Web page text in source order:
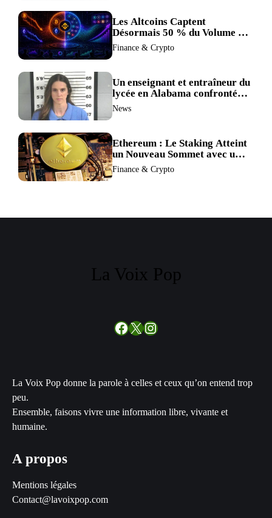
Les Altcoins Captent
Désormais 50 % du Volume de
Trading de Binance : La
Liquidité S’éclipse au Profit de
Finance & Crypto
Un enseignant et entraîneur du
lycée en Alabama confronté
au divorce après avoir été
accusé de plus de 30 crimes
News
Ethereum : Le Staking Atteint
un Nouveau Sommet avec un
Verrouillage Accru des ETH
Finance & Crypto
La Voix Pop
Facebook
X Instagram
La Voix Pop donne la parole à celles et ceux qu’on entend trop
peu.
Ensemble, faisons vivre une information libre, vivante et
humaine.
A propos
Mentions légales
Contact@lavoixpop.com